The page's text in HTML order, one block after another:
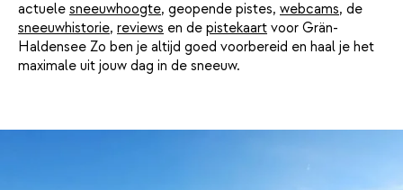
actuele sneeuwhoogte, geopende pistes, webcams, de
sneeuwhistorie, reviews en de pistekaart voor Grän-
Haldensee Zo ben je altijd goed voorbereid en haal je het
maximale uit jouw dag in de sneeuw.